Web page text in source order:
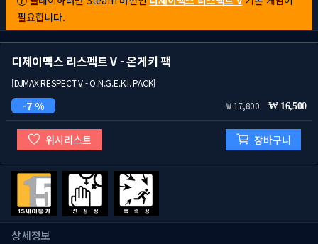
필요합니다.
디제이맥스 리스펙트 V - 온게키 팩
[DJMAX RESPECT V - O.N.G.E.K.I. PACK]
7 % 17,800 16,500
위시리스트 장바구니
상세정보